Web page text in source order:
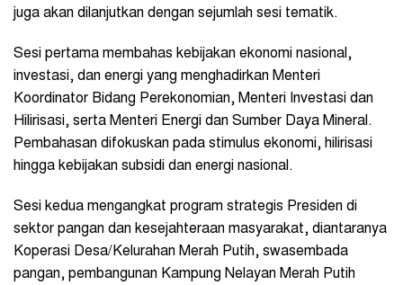
juga akan dilanjutkan dengan sejumlah sesi tematik.
Sesi pertama membahas kebijakan ekonomi nasional,
investasi, dan energi yang menghadirkan Menteri
Koordinator Bidang Perekonomian, Menteri Investasi dan
Hilirisasi, serta Menteri Energi dan Sumber Daya Mineral.
Pembahasan difokuskan pada stimulus ekonomi, hilirisasi
hingga kebijakan subsidi dan energi nasional.
Sesi kedua mengangkat program strategis Presiden di
sektor pangan dan kesejahteraan masyarakat, diantaranya
Koperasi Desa/Kelurahan Merah Putih, swasembada
pangan, pembangunan Kampung Nelayan Merah Putih